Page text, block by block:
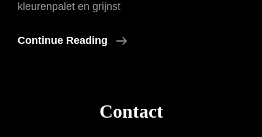
kleurenpalet en grijnst
Continue Reading
Pour
L’artiste
Contact